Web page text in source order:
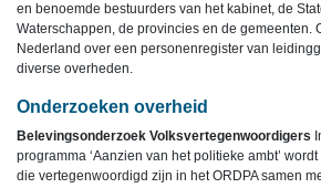
en benoemde bestuurders van het kabinet, de
Waterschappen, de provincies en de gemeenten.
Nederland over een personenregister van
diverse overheden.
Onderzoeken overheid
Belevingsonderzoek Volksvertegenwoordigers
programma ‘Aanzien van het politieke ambt’
die vertegenwoordigd zijn in het ORDPA samen